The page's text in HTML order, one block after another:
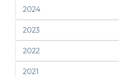
2024
2023
2022
2021